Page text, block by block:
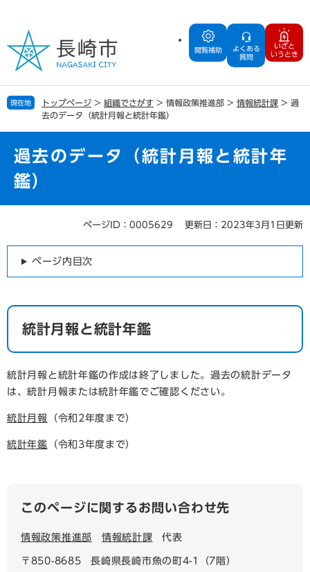
の
で
す
ー
ば
し
閲覧補助
よくある
質問
いざと
いうとき
現在地 トップページ > 組織でさがす > 情報政策推進部 > 情報統計課 > 過
去のデータ（統計月報と統計年鑑）
過去のデータ（統計月報と統計年
鑑）
ページID：0005629 更新日：2023年3月1日更新
ページ内目次
統計月報と統計年鑑
統計月報と統計年鑑の作成は終了しました。過去の統計データ
は、統計月報または統計年鑑でご確認ください。
統計月報 （令和2年度まで）
統計年鑑 （令和3年度まで）
このページに関するお問い合わせ先
情報政策推進部 情報統計課 代表
〒850-8685
長崎県長崎市魚の町4-1（7階）